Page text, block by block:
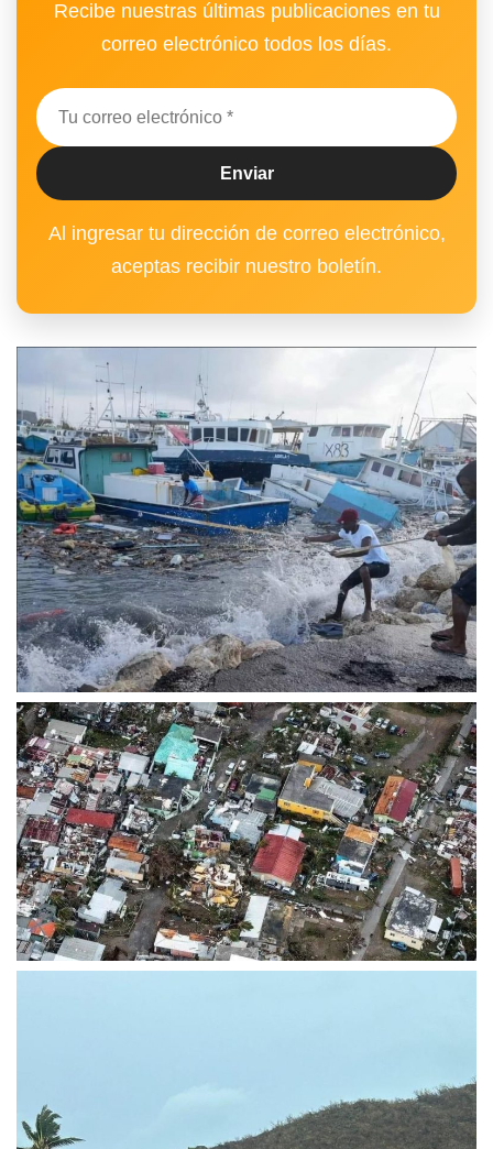
Recibe nuestras últimas publicaciones en tu
correo electrónico todos los días.
Al ingresar tu dirección de correo electrónico,
aceptas recibir nuestro boletín.